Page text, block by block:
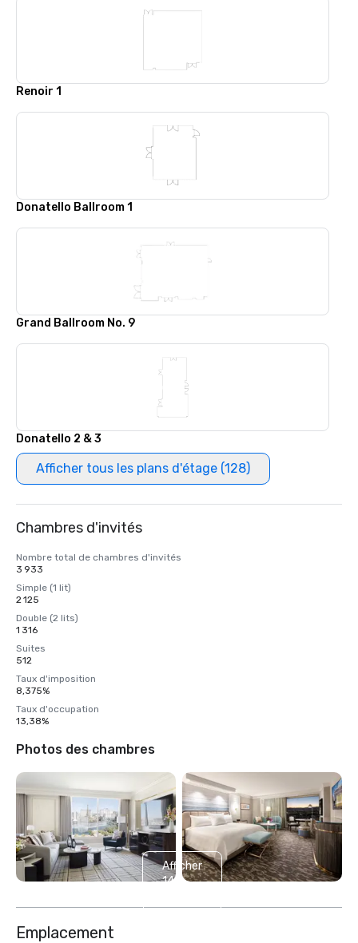
Renoir 1
Donatello Ballroom 1
Grand Ballroom No. 9
Donatello 2 & 3
Afficher tous les plans d'étage (128)
Chambres d'invités
Nombre total de chambres d'invités
3 933
Simple (1 lit)
2 125
Double (2 lits)
1 316
Suites
512
Taux d'imposition
8,375%
Taux d'occupation
13,38%
Photos des chambres
Afficher
14
Emplacement